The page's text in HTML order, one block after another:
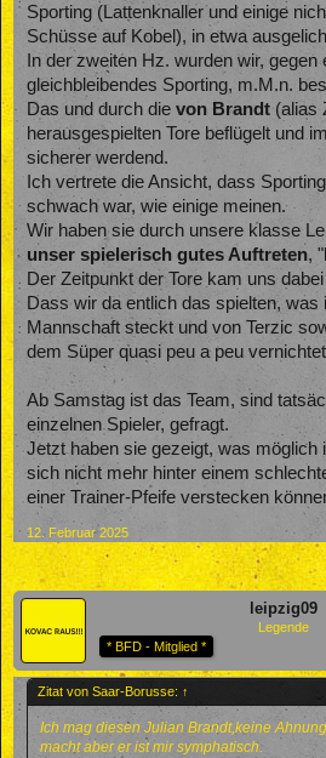
Sporting (Lattenknaller und einige
Schüsse auf Kobel), in etwa
In der zweiten Hz. wurden wir, gegen
gleichbleibendes Sporting, m.M.n.
Das und durch die von Brandt (alias
herausgespielten Tore beflügelt und
sicherer werdend.
Ich vertrete die Ansicht, dass
schwach war, wie einige meinen.
Wir haben sie durch unsere klasse
unser spielerisch gutes Auftreten,
Der Zeitpunkt der Tore kam uns
Dass wir da entlich das spielten, was
Mannschaft steckt und von Terzic
dem Süper quasi peu a peu
Ab Samstag ist das Team, sind
einzelnen Spieler, gefragt.
Jetzt haben sie gezeigt, was möglich
sich nicht mehr hinter einem
einer Trainer-Pfeife verstecken
12. Februar 2025
leipzig09
Legende
* BFD - Mitglied *
Zitat von Saar-Borusse: ↑
Ich mag diesen Julian Brandt,keine
macht aber er ist mir symphatisch.